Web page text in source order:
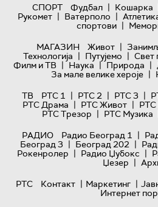
СПОРТ
Фудбал | Кошарка
Рукомет | Ватерполо |
спортови |
МАГАЗИН
Живот |
Технологијa | Путујемо | Свет
Филм и ТВ | Наука | Природа |
За мале велике хероје |
ТВ
РТС 1 | РТС 2 | РТС 3 |
РТС Драма | РТС Живот | РТС
РТС Трезор | РТС Музика
РАДИО
Радио Београд 1 |
Београд 3 | Београд 202 |
Рокенролер | Радио Џубокс |
Џезер |
РТС
Контакт | Маркетинг |
Интернет